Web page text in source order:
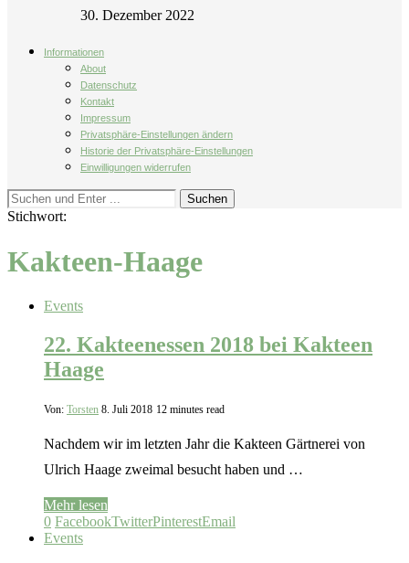
30. Dezember 2022
Informationen
About
Datenschutz
Kontakt
Impressum
Privatsphäre-Einstellungen ändern
Historie der Privatsphäre-Einstellungen
Einwilligungen widerrufen
Suchen
Stichwort:
Kakteen-Haage
Events
22. Kakteenessen 2018 bei Kakteen
Haage
Von: Torsten 8. Juli 2018 12 minutes read
Nachdem wir im letzten Jahr die Kakteen Gärtnerei von
Ulrich Haage zweimal besucht haben und …
Mehr lesen
0 FacebookTwitterPinterestEmail
Events